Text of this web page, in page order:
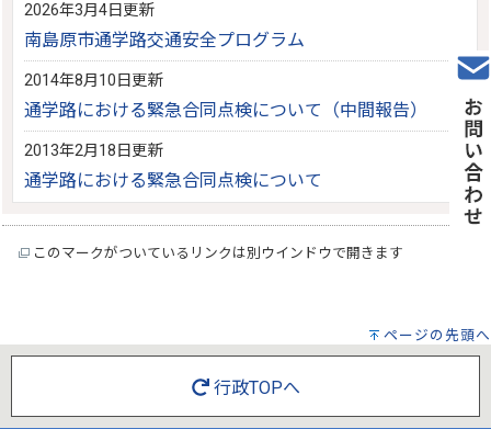
2026年3月4日更新
南島原市通学路交通安全プログラム
2014年8月10日更新
通学路における緊急合同点検について（中間報告）
2013年2月18日更新
通学路における緊急合同点検について
このマークがついているリンクは別ウインドウで開きます
ページの先頭へ
行政TOPへ